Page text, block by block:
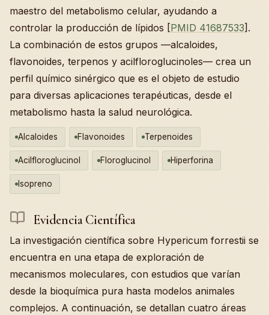
maestro del metabolismo celular, ayudando a
controlar la producción de lípidos [PMID 41687533].
La combinación de estos grupos —alcaloides,
flavonoides, terpenos y acilfloroglucinoles— crea un
perfil químico sinérgico que es el objeto de estudio
para diversas aplicaciones terapéuticas, desde el
metabolismo hasta la salud neurológica.
Alcaloides Flavonoides Terpenoides
Acilfloroglucinol Floroglucinol Hiperforina
Isopreno
Evidencia Científica
La investigación científica sobre Hypericum forrestii se
encuentra en una etapa de exploración de
mecanismos moleculares, con estudios que varían
desde la bioquímica pura hasta modelos animales
complejos. A continuación, se detallan cuatro áreas